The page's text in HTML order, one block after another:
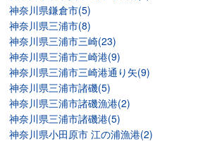
神奈川県鎌倉市(5)
神奈川県三浦市(8)
神奈川県三浦市三崎(23)
神奈川県三浦市三崎港(9)
神奈川県三浦市三崎港通り矢(9)
神奈川県三浦市諸磯(5)
神奈川県三浦市諸磯漁港(2)
神奈川県三浦市諸磯港(5)
神奈川県小田原市 江の浦漁港(2)